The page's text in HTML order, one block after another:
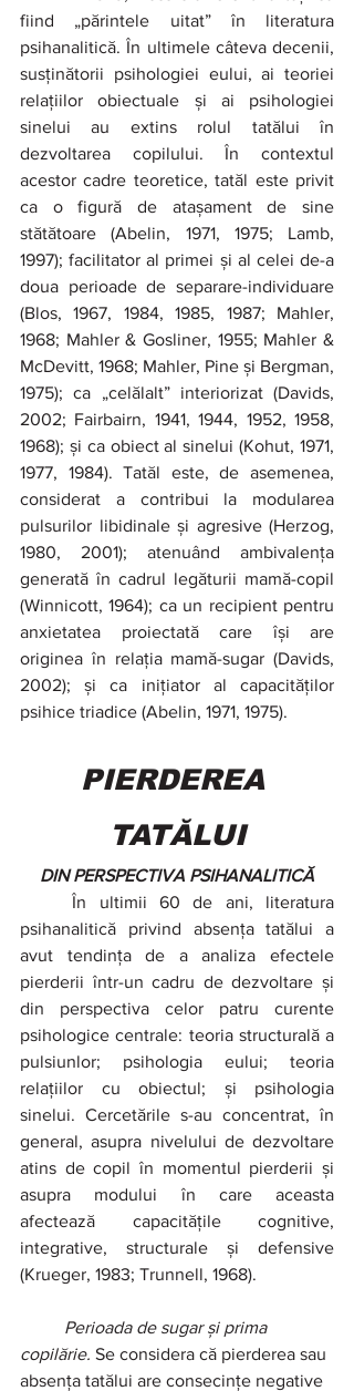
fiind „părintele uitat” în literatura
psihanalitică. În ultimele câteva decenii,
susținătorii psihologiei eului, ai teoriei
relațiilor obiectuale și ai psihologiei
sinelui au extins rolul tatălui în
dezvoltarea copilului. În contextul
acestor cadre teoretice, tatăl este privit
ca o figură de atașament de sine
stătătoare (Abelin, 1971, 1975; Lamb,
1997); facilitator al primei și al celei de-a
doua perioade de separare-individuare
(Blos, 1967, 1984, 1985, 1987; Mahler,
1968; Mahler & Gosliner, 1955; Mahler &
McDevitt, 1968; Mahler, Pine și Bergman,
1975); ca „celălalt” interiorizat (Davids,
2002; Fairbairn, 1941, 1944, 1952, 1958,
1968); și ca obiect al sinelui (Kohut, 1971,
1977, 1984). Tatăl este, de asemenea,
considerat a contribui la modularea
pulsurilor libidinale și agresive (Herzog,
1980, 2001); atenuând ambivalența
generată în cadrul legăturii mamă-copil
(Winnicott, 1964); ca un recipient pentru
anxietatea proiectată care își are
originea în relația mamă-sugar (Davids,
2002); și ca inițiator al capacităților
psihice triadice (Abelin, 1971, 1975).
PIERDEREA
TATĂLUI
DIN PERSPECTIVA PSIHANALITICĂ
	În ultimii 60 de ani, literatura
psihanalitică privind absența tatălui a
avut tendința de a analiza efectele
pierderii într-un cadru de dezvoltare și
din perspectiva celor patru curente
psihologice centrale: teoria structurală a
pulsiunlor; psihologia eului; teoria
relațiilor cu obiectul; și psihologia
sinelui. Cercetările s-au concentrat, în
general, asupra nivelului de dezvoltare
atins de copil în momentul pierderii și
asupra modului în care aceasta
afectează capacitățile cognitive,
integrative, structurale și defensive
(Krueger, 1983; Trunnell, 1968).
Perioada de sugar și prima
copilărie. Se considera că pierderea sau
absența tatălui are consecințe negative